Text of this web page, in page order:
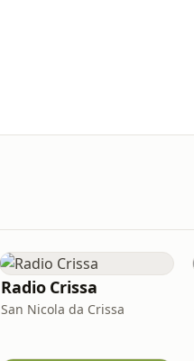
Radio Crissa
San Nicola da Crissa